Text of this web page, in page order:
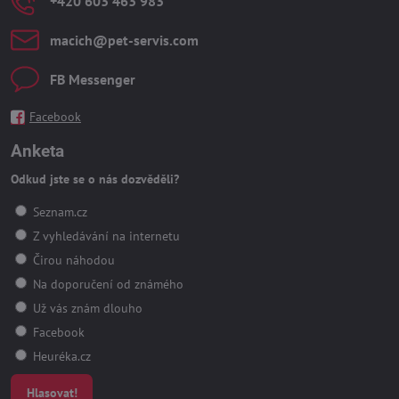
macich​@pet-servis​.com
FB Messenger
Facebook
Anketa
Odkud jste se o nás dozvěděli?
Seznam.cz
Z vyhledávání na internetu
Čirou náhodou
Na doporučení od známého
Už vás znám dlouho
Facebook
Heuréka.cz
Hlasovat!